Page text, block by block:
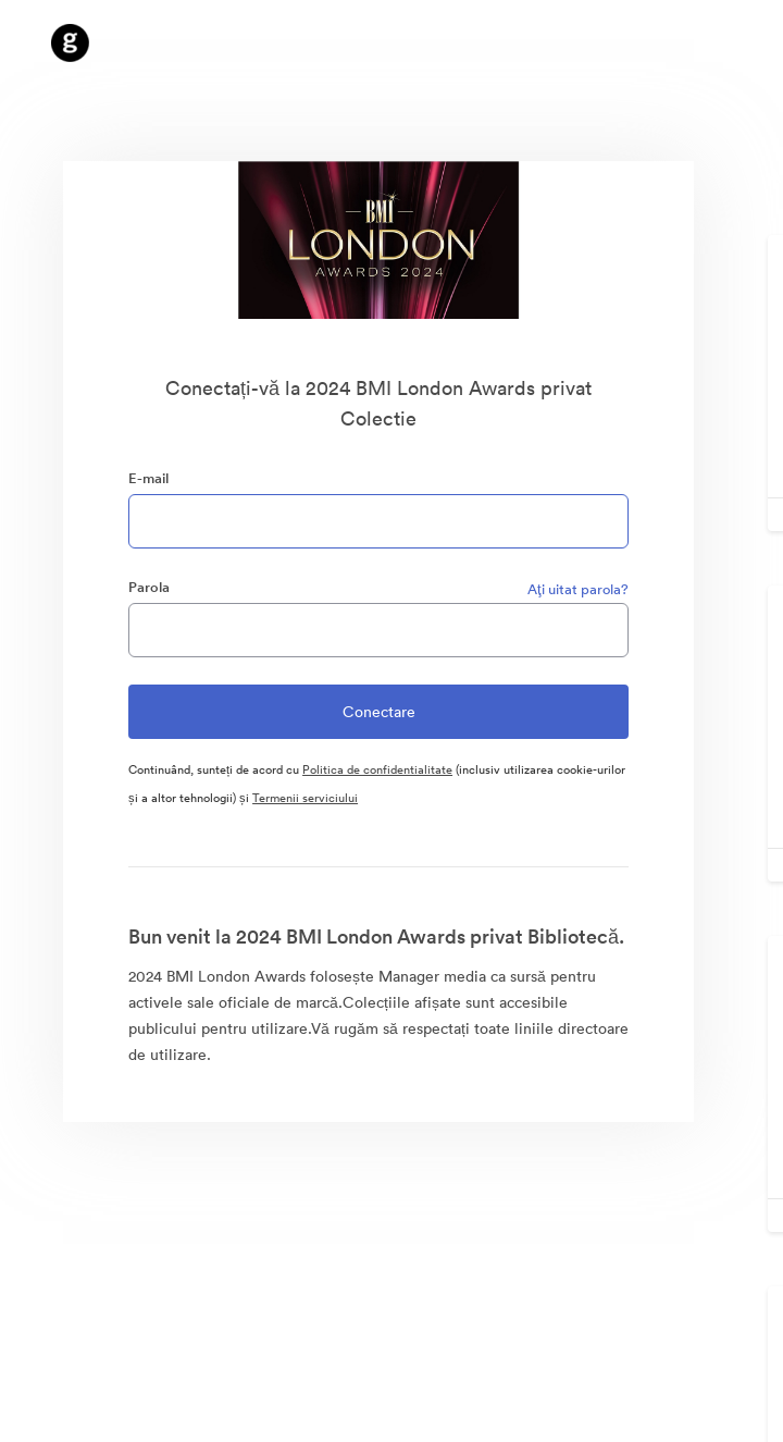
Conectați-vă la 2024 BMI London Awards privat
Colectie
E-mail
Parola Aţi uitat parola?
Continuând, sunteți de acord cu Politica de confidentialitate(inclusiv utilizarea cookie-urilor
și a altor tehnologii) șiTermenii serviciului
Bun venit la 2024 BMI London Awards privat Bibliotecă.
2024 BMI London Awards folosește Manager media ca sursă pentru
activele sale oficiale de marcă.Colecțiile afișate sunt accesibile
publicului pentru utilizare.Vă rugăm să respectați toate liniile directoare
de utilizare.